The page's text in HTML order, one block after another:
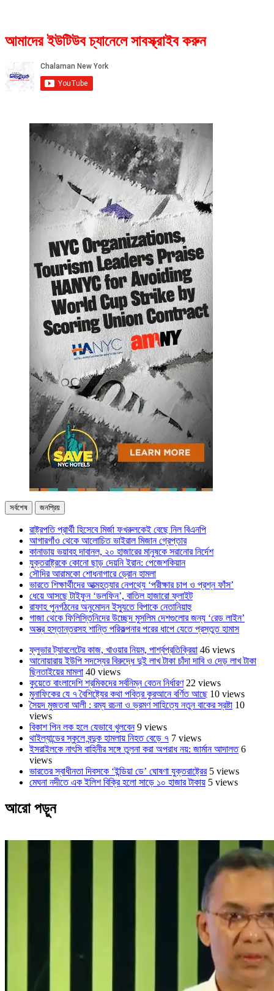
আমাদের ইউটিউব চ্যানেলে সাবস্ক্রাইব করুন
সর্বশেষ জনপ্রিয়
রাষ্ট্রপতি প্রার্থী হিসেবে মির্জা ফখরুলকেই বেছে নিল বিএনপি
আগারগাঁও থেকে আলোচিত ভাইরাল মিজান গ্রেপ্তার
কানাডায় ভয়াবহ দাবানল, ২০ হাজারের মানুষকে সরানোর নির্দেশ
যুক্তরাষ্ট্রকে কোনো ছাড় দেয়নি ইরান: পেজেশকিয়ান
সৌদির আরামকো শোধনাগারে ড্রোন হামলা
ভারতে শিক্ষার্থীদের আত্মহত্যার নেপথ্যে ‘পরীক্ষার চাপ ও প্রশ্ন ফাঁস’
ধেয়ে আসছে টাইফুন ‘ডলফিন’, বাতিল হাজারো ফ্লাইট
রাফাহ পুনর্গঠনের অনুমোদন ইস্যুতে বিপাকে নেতানিয়াহু
গাজা থেকে ফিলিস্তিনিদের উচ্ছেদ মুসলিম দেশগুলোর জন্য ‘রেড লাইন’
অস্ত্র হস্তান্তরসহ শান্তি পরিকল্পনার পরের ধাপে যেতে প্রস্তুত হামাস
ফ্লুভার ট্যাবলেটের কাজ, খাওয়ার নিয়ম, পার্শ্বপ্রতিক্রিয়া 46 views
আনোয়ারায় ইউপি সদস্যের বিরুদ্ধে দুই লাখ টাকা চাঁদা দাবি ও দেড় লাখ টাকা
ছিনতাইয়ের মামলা 40 views
কুয়েতে বাংলাদেশি শ্রমিকদের সর্বনিম্ন বেতন নির্ধারণ 22 views
মুনাফিকের যে ৭ বৈশিষ্ট্যের কথা পবিত্র কুরআনে বর্ণিত আছে 10 views
সৈয়দ মুজতবা আলী : রম্য রচনা ও ভ্রমণ সাহিত্যে নতুন বাকের স্রষ্টা 10
views
বিকাশ পিন লক হলে যেভাবে খুলবেন 9 views
থাইল্যান্ডের স্কুলে বন্দুক হামলায় নিহত বেড়ে ৭ 7 views
ইসরাইলকে নাৎসি বাহিনীর সঙ্গে তুলনা করা অপরাধ নয়: জার্মান আদালত 6
views
ভারতের স্বাধীনতা দিবসকে ‘ইন্ডিয়া ডে’ ঘোষণা যুক্তরাষ্ট্রের 5 views
মেঘনা নদীতে এক ইলিশ বিক্রি হলো সাড়ে ১০ হাজার টাকায় 5 views
আরো পড়ুন